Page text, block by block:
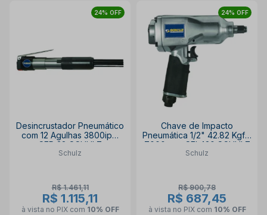
24% OFF
Desincrustador Pneumático
com 12 Agulhas 3800ipm
SFP 38 SCHULZ
Schulz
R$ 1.461,11
R$ 1.115,11
à vista no PIX com 10% OFF
24% OFF
Chave de Impacto
Pneumática 1/2" 42.82 Kgfm
7000 rpm SFI 420 SCHULZ
Schulz
R$ 900,78
R$ 687,45
à vista no PIX com 10% OFF